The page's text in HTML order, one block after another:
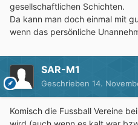
gesellschaftlichen Schichten.
Da kann man doch einmal mit
wenn das persönliche
SAR-M1
Geschrieben 14.
Komisch die Fussball Vereine